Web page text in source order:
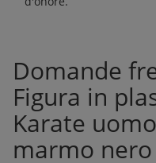
Domande
Figura in
Karate
marmo nero